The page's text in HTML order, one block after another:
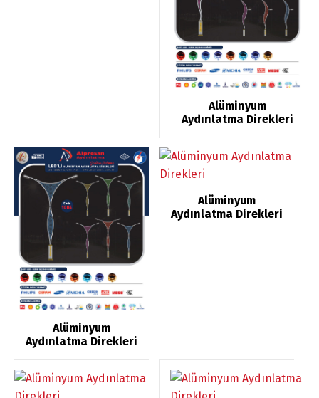
Alüminyum
Aydınlatma Direkleri
Alüminyum
Aydınlatma Direkleri
Alüminyum
Aydınlatma Direkleri